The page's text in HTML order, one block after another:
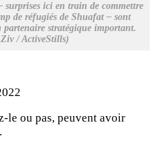
surprises ici en train de commettre
de réfugiés de Shuafat – sont
partenaire stratégique important.
/ ActiveStills)
le ou pas, peuvent avoir